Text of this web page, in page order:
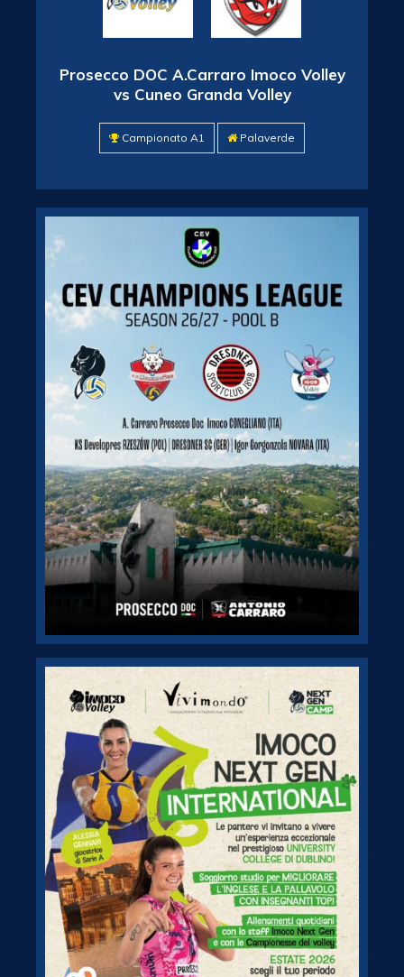
Prosecco DOC A.Carraro Imoco Volley
vs Cuneo Granda Volley
Campionato A1 Palaverde